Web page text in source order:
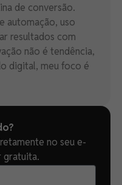
de conversão.
automação, uso
resultados com
não é tendência,
digital, meu foco é
no seu e-
gratuita.